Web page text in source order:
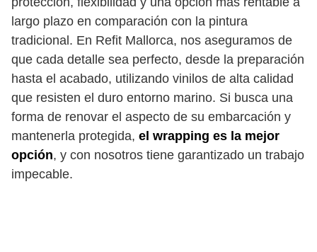
largo plazo en comparación con la pintura
tradicional. En Refit Mallorca, nos aseguramos de
que cada detalle sea perfecto, desde la preparación
hasta el acabado, utilizando vinilos de alta calidad
que resisten el duro entorno marino. Si busca una
forma de renovar el aspecto de su embarcación y
mantenerla protegida, el wrapping es la mejor
opción, y con nosotros tiene garantizado un trabajo
impecable.